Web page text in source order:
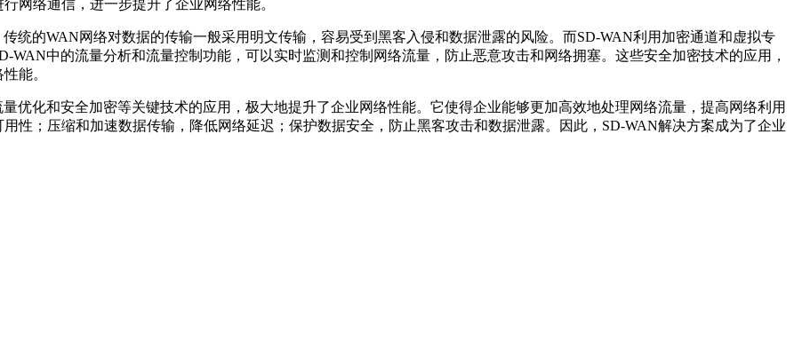
网络通信，进一步提升了企业网络性能。
统的WAN网络对数据的传输一般采用明文传输，容易受到黑客入侵和数据泄露的风险。而SD-WAN利用加密通道和虚拟专
中的流量分析和流量控制功能，可以实时监测和控制网络流量，防止恶意攻击和网络拥塞。这些安全加密技术的应用，
能。
优化和安全加密等关键技术的应用，极大地提升了企业网络性能。它使得企业能够更加高效地处理网络流量，提高网络利用
性；压缩和加速数据传输，降低网络延迟；保护数据安全，防止黑客攻击和数据泄露。因此，SD-WAN解决方案成为了企业